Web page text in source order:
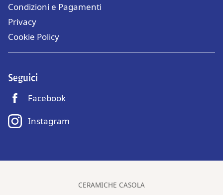
Condizioni e Pagamenti
Privacy
Cookie Policy
Seguici
Facebook
Instagram
CERAMICHE CASOLA